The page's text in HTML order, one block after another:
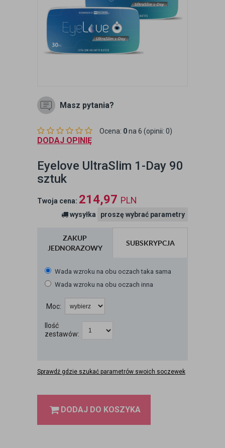
Masz pytania?
Ocena: 0na 6 (opinii: 0)
DODAJ OPINIĘ
Eyelove UltraSlim 1-Day 90
sztuk
Twoja cena: 214,97 PLN
wysyłka proszę wybrać parametry
ZAKUP
JEDNORAZOWY
SUBSKRYPCJA
Wada wzroku na obu oczach taka sama
Wada wzroku na obu oczach inna
Moc:
Ilość
zestawów:
Sprawdź gdzie szukać parametrów swoich soczewek
DODAJ DO KOSZYKA